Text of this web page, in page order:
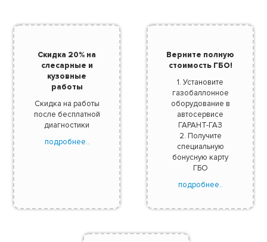
Скидка 20% на
слесарные и
кузовные
работы
Скидка на работы
после бесплатной
диагностики
подробнее..
Верните полную
стоимость ГБО!
1. Установите
газобаллонное
оборудование в
автосервисе
ГАРАНТ-ГАЗ
2. Получите
специальную
бонусную карту
ГБО
подробнее..